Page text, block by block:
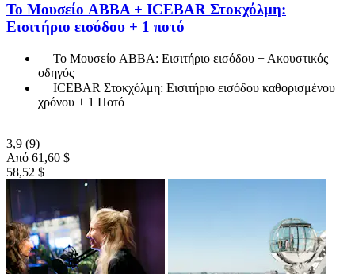
Το Μουσείο ABBA + ICEBAR Στοκχόλμη:
Εισιτήριο εισόδου + 1 ποτό
Το Μουσείο ABBA: Εισιτήριο εισόδου + Ακουστικός
οδηγός
ICEBAR Στοκχόλμη: Εισιτήριο εισόδου καθορισμένου
χρόνου + 1 Ποτό
3,9 (9)
Από 61,60 $
58,52 $